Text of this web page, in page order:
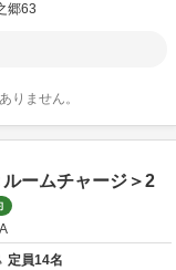
郷63
りません。
ームチャージ＞2
定員14名